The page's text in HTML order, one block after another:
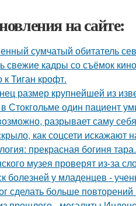
на сайте:
сумчатый обитатель
свежие кадры со съёмок
к Тиган крофт.
размер крупнейшей из
Стокгольме один пациент
разрывает саму
как соцсети искажают
прекрасная богиня тара.
музея проверят из-за
болезней у младенцев -
сделать больше повторений